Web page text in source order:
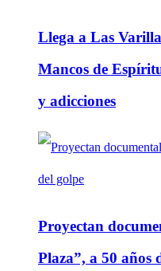
Llega a Las
Mancos de
y adicciones
Proyectan
Plaza”, a 50 años